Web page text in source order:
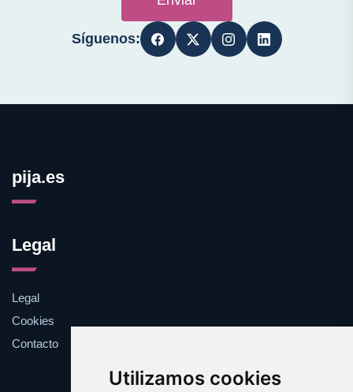
Utilizamos cookies
Síguenos:
pija.es
Legal
Legal
Cookies
Contacto